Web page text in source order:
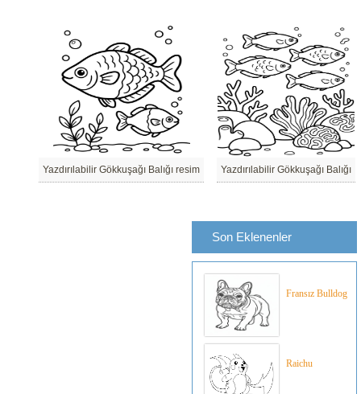
Yazdırılabilir Gökkuşağı Balığı resim Yazdırılabilir Gökkuşağı Balığı
Son Eklenenler
Fransız Bulldog
Raichu